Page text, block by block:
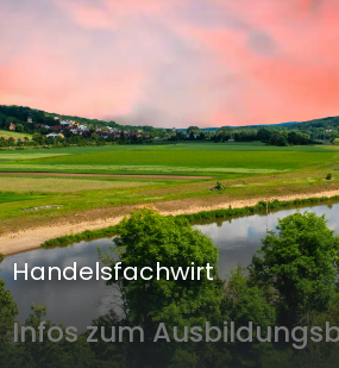
Handelsfachwirt
Infos zum